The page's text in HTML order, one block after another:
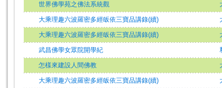
世界佛學苑之佛法系統觀
大乘理趣六波羅密多經皈依三寶品講錄(續)
大乘理趣六波羅密多經皈依三寶品講錄(續)
武昌佛學女眾院開學紀
怎樣來建設人間佛教
大乘理趣六波羅密多經皈依三寶品講錄(續)